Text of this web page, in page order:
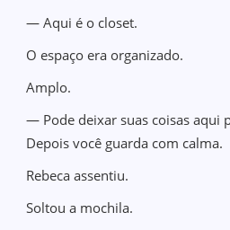
— Aqui é o closet.
O espaço era organizado.
Amplo.
— Pode deixar suas coisas
Depois você guarda com calma.
Rebeca assentiu.
Soltou a mochila.